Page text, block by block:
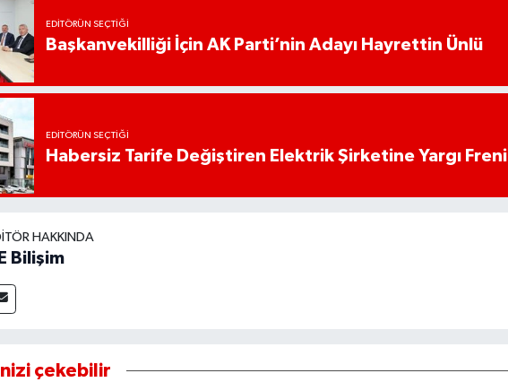
EDITÖRÜN SEÇTIĞI
Başkanvekilliği İçin AK Parti’nin Adayı Hayrettin Ünlü
EDITÖRÜN SEÇTIĞI
Habersiz Tarife Değiştiren Elektrik Şirketine Yargı Freni
HAKKINDA
Bilişim
çekebilir